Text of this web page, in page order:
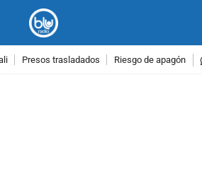
Presos trasladados Riesgo de apagón